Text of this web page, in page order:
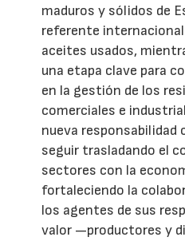
maduros y sólidos de
referente
aceites usados,
una etapa clave para
en la gestión de los
comerciales e
nueva responsabilidad
seguir trasladando el
sectores con la
fortaleciendo la
los agentes de sus
valor —productores y